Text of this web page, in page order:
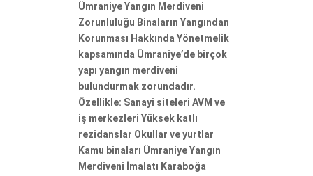
Ümraniye Yangın Merdiveni
Zorunluluğu Binaların Yangından
Korunması Hakkında Yönetmelik
kapsamında Ümraniye’de birçok
yapı yangın merdiveni
bulundurmak zorundadır.
Özellikle: Sanayi siteleri AVM ve
iş merkezleri Yüksek katlı
rezidanslar Okullar ve yurtlar
Kamu binaları Ümraniye Yangın
Merdiveni İmalatı Karaboğa